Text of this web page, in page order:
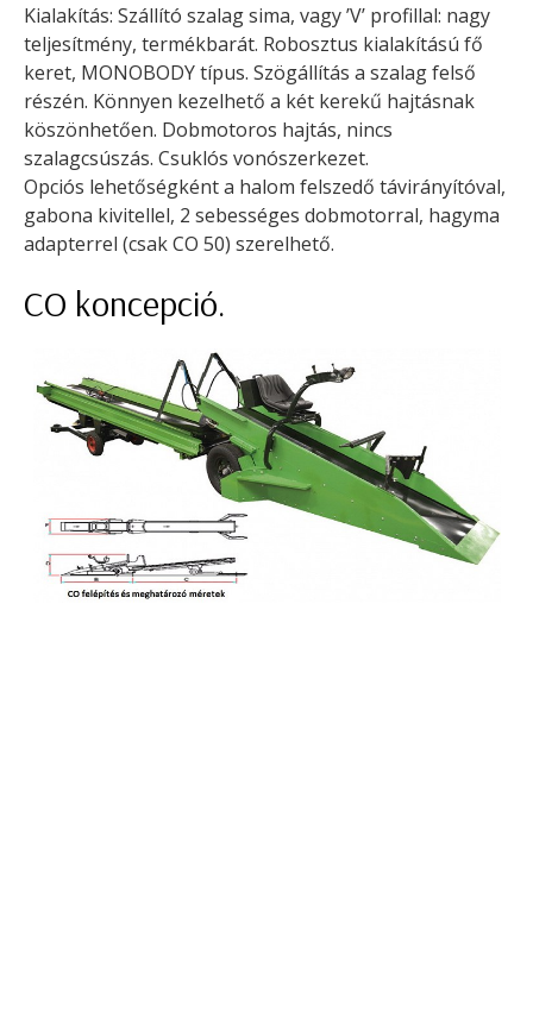
Kialakítás: Szállító szalag sima, vagy ’V’ profillal: nagy
teljesítmény, termékbarát. Robosztus kialakítású fő
keret, MONOBODY típus. Szögállítás a szalag felső
részén. Könnyen kezelhető a két kerekű hajtásnak
köszönhetően. Dobmotoros hajtás, nincs
szalagcsúszás. Csuklós vonószerkezet.
Opciós lehetőségként a halom felszedő távirányítóval,
gabona kivitellel, 2 sebességes dobmotorral, hagyma
adapterrel (csak CO 50) szerelhető.
CO koncepció.